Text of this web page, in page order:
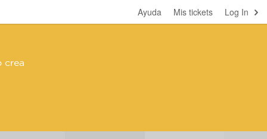
Log In
Mis tickets
Ayuda
crea